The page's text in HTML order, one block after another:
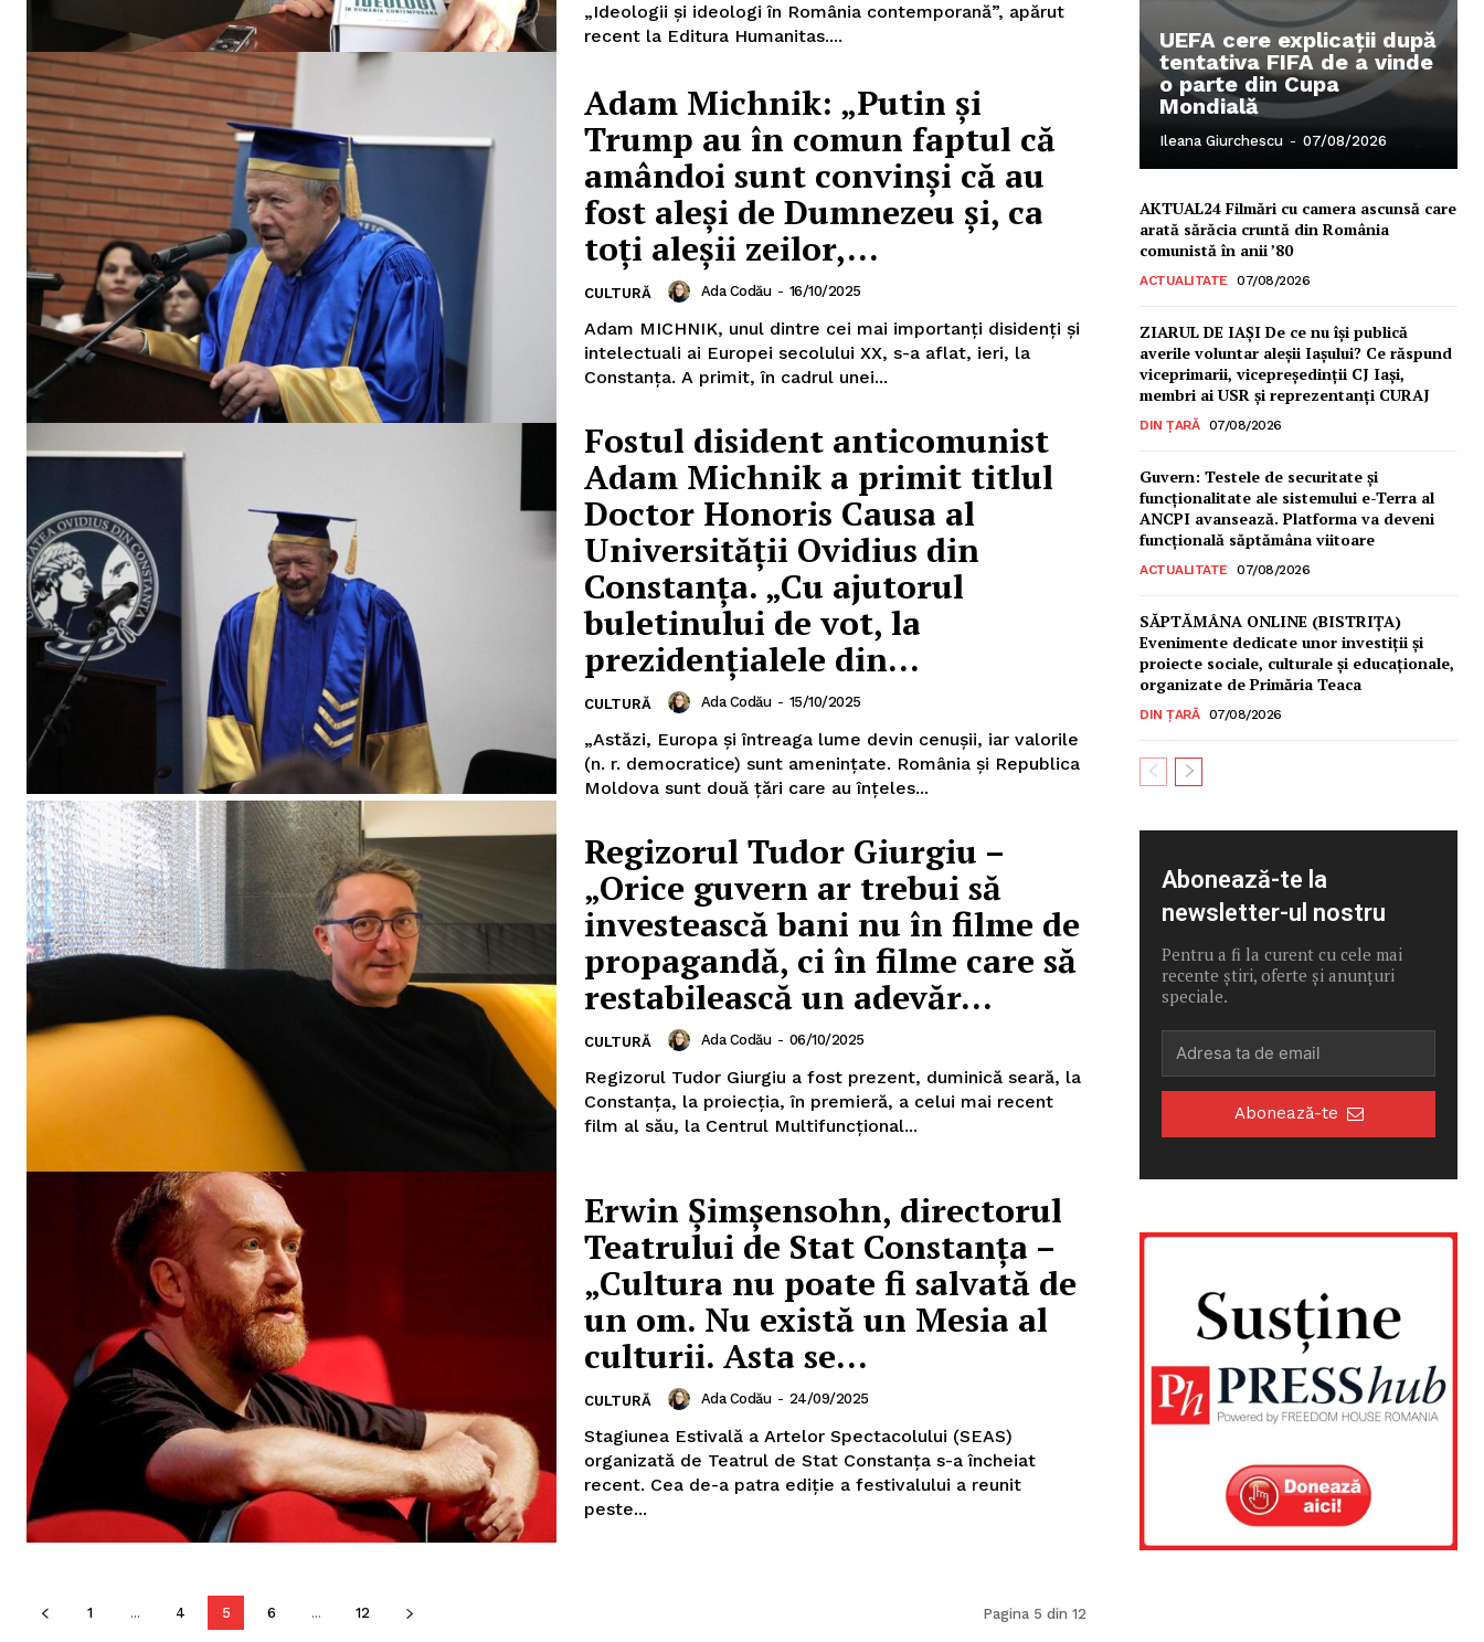
Un proiect
FREEDOM HOUSE
ROMÂNIA
PRESShub
Despre noi / Echipa
Proiecte editoriale
Contact
„Ideologii şi ideologi în România contemporană”, apărut
recent la Editura Humanitas....
Adam Michnik: „Putin şi
Trump au în comun faptul că
amândoi sunt convinşi că au
fost aleşi de Dumnezeu şi, ca
toţi aleşii zeilor,...
CULTURĂ Ada Codău - 16/10/2025
Adam MICHNIK, unul dintre cei mai importanţi disidenţi şi
intelectuali ai Europei secolului XX, s-a aflat, ieri, la
Constanţa. A primit, în cadrul unei...
Fostul disident anticomunist
Adam Michnik a primit titlul
Doctor Honoris Causa al
Universităţii Ovidius din
Constanţa. „Cu ajutorul
buletinului de vot, la
prezidenţialele din...
CULTURĂ Ada Codău - 15/10/2025
„Astăzi, Europa şi întreaga lume devin cenuşii, iar valorile
(n. r. democratice) sunt ameninţate. România şi Republica
Moldova sunt două ţări care au înţeles...
Regizorul Tudor Giurgiu –
„Orice guvern ar trebui să
investească bani nu în filme de
propagandă, ci în filme care să
restabilească un adevăr...
CULTURĂ Ada Codău - 06/10/2025
Regizorul Tudor Giurgiu a fost prezent, duminică seară, la
Constanţa, la proiecţia, în premieră, a celui mai recent
film al său, la Centrul Multifuncţional...
Erwin Şimşensohn, directorul
Teatrului de Stat Constanţa –
„Cultura nu poate fi salvată de
un om. Nu există un Mesia al
culturii. Asta se...
CULTURĂ Ada Codău - 24/09/2025
Stagiunea Estivală a Artelor Spectacolului (SEAS)
organizată de Teatrul de Stat Constanţa s-a încheiat
recent. Cea de-a patra ediţie a festivalului a reunit
peste...
1 ... 4 5 6 ... 12 Pagina 5 din 12
UEFA cere explicații după
tentativa FIFA de a vinde
o parte din Cupa
Mondială
Ileana Giurchescu - 07/08/2026
AKTUAL24 Filmări cu camera ascunsă care
arată sărăcia cruntă din România
comunistă în anii ’80
ACTUALITATE 07/08/2026
ZIARUL DE IAȘI De ce nu își publică
averile voluntar aleșii Iașului? Ce răspund
viceprimarii, vicepreședinții CJ Iași,
membri ai USR și reprezentanți CURAJ
DIN ȚARĂ 07/08/2026
Guvern: Testele de securitate și
funcționalitate ale sistemului e-Terra al
ANCPI avansează. Platforma va deveni
funcțională săptămâna viitoare
ACTUALITATE 07/08/2026
SĂPTĂMÂNA ONLINE (BISTRIȚA)
Evenimente dedicate unor investiții și
proiecte sociale, culturale și educaționale,
organizate de Primăria Teaca
DIN ȚARĂ 07/08/2026
Abonează-te la
newsletter-ul nostru
Pentru a fi la curent cu cele mai
recente știri, oferte și anunțuri
speciale.
Abonează-te